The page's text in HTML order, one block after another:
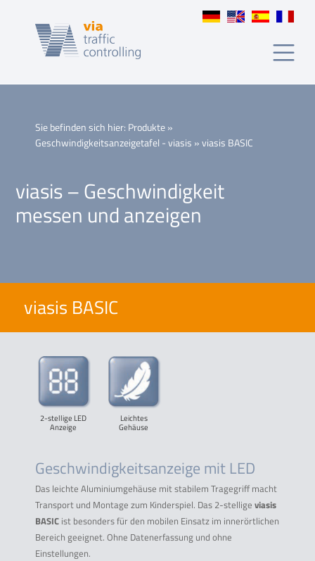
Sie befinden sich hier: Produkte»
Geschwindigkeitsanzeigetafel - viasis »viasis BASIC
viasis – Geschwindigkeit
messen und anzeigen
viasis BASIC
2-stellige LED
Anzeige
Leichtes
Gehäuse
Geschwindigkeitsanzeige mit LED
Das leichte Aluminiumgehäuse mit stabilem Tragegriff macht
Transport und Montage zum Kinderspiel. Das 2-stellige viasis
BASIC ist besonders für den mobilen Einsatz im innerörtlichen
Bereich geeignet. Ohne Datenerfassung und ohne
Einstellungen.